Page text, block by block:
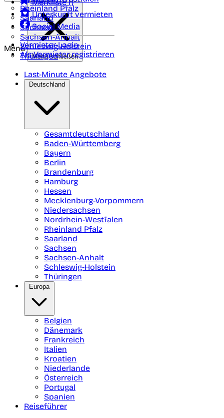
Rheinland Pfalz
Saarland
Sachsen
Sachsen-Anhalt
Schleswig-Holstein
Thüringen
Merkliste ()
Unterkunft vermieten
Social Media
Vermieter-Login
Als Vermieter registrieren
Menü
Menü schließen
Last-Minute Angebote
Deutschland
Gesamtdeutschland
Baden-Württemberg
Bayern
Berlin
Brandenburg
Hamburg
Hessen
Mecklenburg-Vorpommern
Niedersachsen
Nordrhein-Westfalen
Rheinland Pfalz
Saarland
Sachsen
Sachsen-Anhalt
Schleswig-Holstein
Thüringen
Europa
Belgien
Dänemark
Frankreich
Italien
Kroatien
Niederlande
Österreich
Portugal
Spanien
Reiseführer